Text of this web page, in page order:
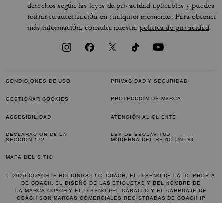
derechos según las leyes de privacidad aplicables y puedes
retirar tu autorización en cualquier momento. Para obtener
más información, consulta nuestra política de privacidad.
CONDICIONES DE USO PRIVACIDAD Y SEGURIDAD
GESTIONAR COOKIES PROTECCIÓN DE MARCA
ACCESIBILIDAD ATENCIÓN AL CLIENTE
DECLARACIÓN DE LA
SECCIÓN 172
LEY DE ESCLAVITUD
MODERNA DEL REINO UNIDO
MAPA DEL SITIO
© 2026 COACH IP HOLDINGS LLC. COACH, EL DISEÑO DE LA “C” PROPIA
DE COACH, EL DISEÑO DE LAS ETIQUETAS Y DEL NOMBRE DE
LA MARCA COACH Y EL DISEÑO DEL CABALLO Y EL CARRUAJE DE
COACH SON MARCAS COMERCIALES REGISTRADAS DE COACH IP